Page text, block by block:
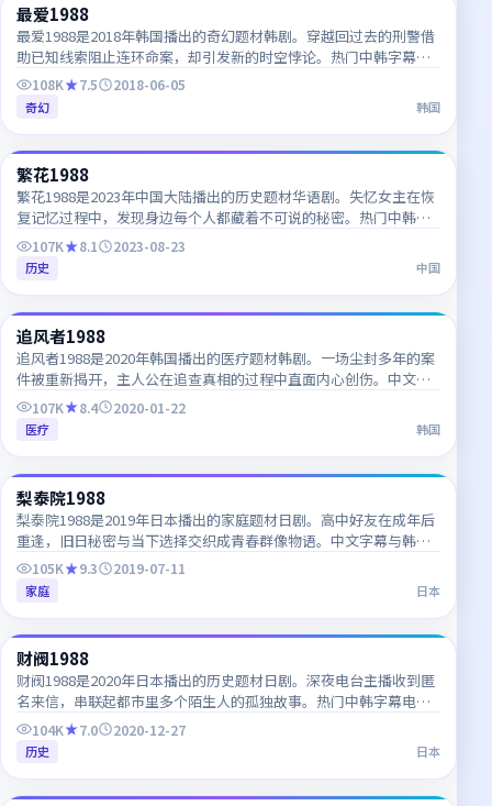
KR
最爱1988
最爱1988是2018年韩国播出的奇幻题材韩剧。穿越回过去的刑警借
助已知线索阻止连环命案，却引发新的时空悖论。热门中韩字幕电
视剧，每日更新，支持多终端高清播放。
108K 7.5 2018-06-05
奇幻 韩国
CN
繁花1988
繁花1988是2023年中国大陆播出的历史题材华语剧。失忆女主在恢
复记忆过程中，发现身边每个人都藏着不可说的秘密。热门中韩字
幕电视剧，每日更新，支持多终端高清播放。
107K 8.1 2023-08-23
历史 中国
KR
追风者1988
追风者1988是2020年韩国播出的医疗题材韩剧。一场尘封多年的案
件被重新揭开，主人公在追查真相的过程中直面内心创伤。中文字
幕与韩语原声同步更新，适合韩语学习者对照观看。
107K 8.4 2020-01-22
医疗 韩国
JP
梨泰院1988
梨泰院1988是2019年日本播出的家庭题材日剧。高中好友在成年后
重逢，旧日秘密与当下选择交织成青春群像物语。中文字幕与韩语
原声同步更新，适合韩语学习者对照观看。
105K 9.3 2019-07-11
家庭 日本
JP
财阀1988
财阀1988是2020年日本播出的历史题材日剧。深夜电台主播收到匿
名来信，串联起都市里多个陌生人的孤独故事。热门中韩字幕电视
剧，每日更新，支持多终端高清播放。
104K 7.0 2020-12-27
历史 日本